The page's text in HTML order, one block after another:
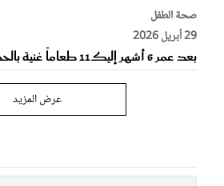
صحة الطفل
29 أبريل 2026
بعد عمر 6 أشهر إليك11 طعاماً غنية بالحديد لطفلك الرضيع
عرض المزيد